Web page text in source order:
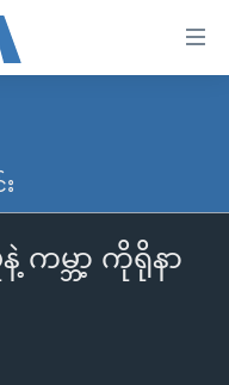
မ္ဘာ့ ကိုရိုနာ